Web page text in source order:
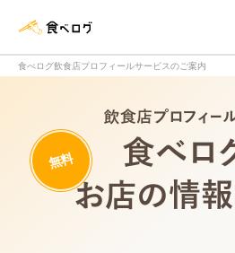
食べログ飲食店プロフィールサービスのご案内
無料